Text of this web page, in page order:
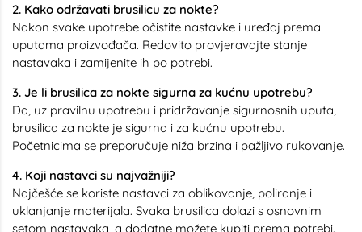
2. Kako održavati brusilicu za nokte?
Nakon svake upotrebe očistite nastavke i uređaj prema
uputama proizvođača. Redovito provjeravajte stanje
nastavaka i zamijenite ih po potrebi.
3. Je li brusilica za nokte sigurna za kućnu upotrebu?
Da, uz pravilnu upotrebu i pridržavanje sigurnosnih uputa,
brusilica za nokte je sigurna i za kućnu upotrebu.
Početnicima se preporučuje niža brzina i pažljivo rukovanje.
4. Koji nastavci su najvažniji?
Najčešće se koriste nastavci za oblikovanje, poliranje i
uklanjanje materijala. Svaka brusilica dolazi s osnovnim
setom nastavaka, a dodatne možete kupiti prema potrebi.